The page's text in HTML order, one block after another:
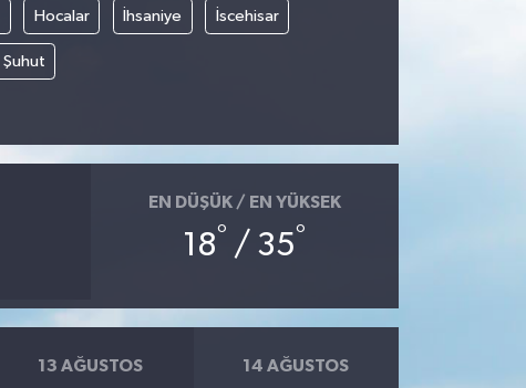
Hocalar İhsaniye İscehisar
Şuhut
EN DÜŞÜK / EN YÜKSEK
18° / 35°
13 AĞUSTOS 14 AĞUSTOS